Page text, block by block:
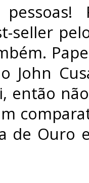
seller
John
então
de Ouro